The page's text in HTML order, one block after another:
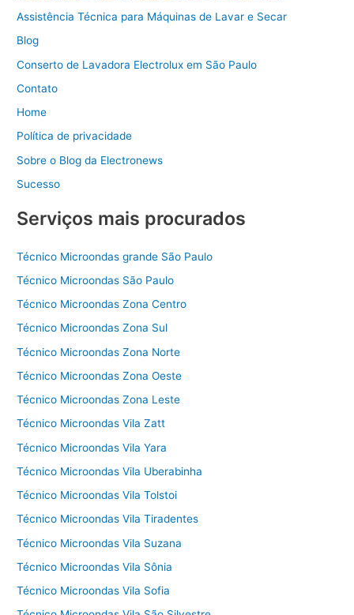
Assistência Técnica para Máquinas de Lavar e Secar
Blog
Conserto de Lavadora Electrolux em São Paulo
Contato
Home
Política de privacidade
Sobre o Blog da Electronews
Sucesso
Serviços mais procurados
Técnico Microondas grande São Paulo
Técnico Microondas São Paulo
Técnico Microondas Zona Centro
Técnico Microondas Zona Sul
Técnico Microondas Zona Norte
Técnico Microondas Zona Oeste
Técnico Microondas Zona Leste
Técnico Microondas Vila Zatt
Técnico Microondas Vila Yara
Técnico Microondas Vila Uberabinha
Técnico Microondas Vila Tolstoi
Técnico Microondas Vila Tiradentes
Técnico Microondas Vila Suzana
Técnico Microondas Vila Sônia
Técnico Microondas Vila Sofia